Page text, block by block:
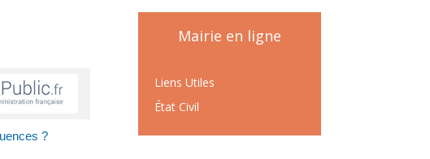
?
Mairie en ligne
Liens Utiles
État Civil